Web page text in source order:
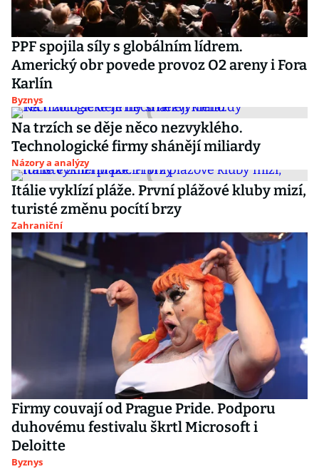
PPF spojila síly s globálním lídrem.
Americký obr povede provoz O2 areny i Fora
Karlín
Byznys
Na trzích se děje něco nezvyklého.
Technologické firmy shánějí miliardy
Názory a analýzy
Itálie vyklízí pláže. První plážové kluby mizí,
turisté změnu pocítí brzy
Zahraniční
Firmy couvají od Prague Pride. Podporu
duhovému festivalu škrtl Microsoft i
Deloitte
Byznys